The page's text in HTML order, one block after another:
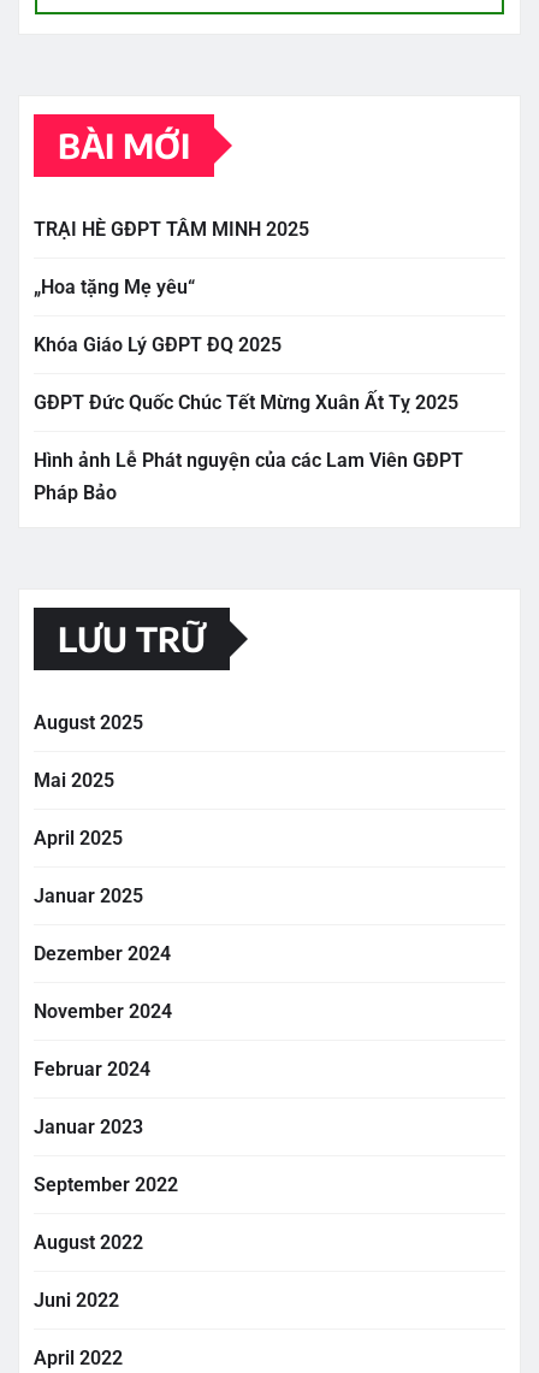
BÀI MỚI
TRẠI HÈ GĐPT TÂM MINH 2025
„Hoa tặng Mẹ yêu“
Khóa Giáo Lý GĐPT ĐQ 2025
GĐPT Đức Quốc Chúc Tết Mừng Xuân Ất Tỵ 2025
Hình ảnh Lễ Phát nguyện của các Lam Viên GĐPT
Pháp Bảo
LƯU TRỮ
August 2025
Mai 2025
April 2025
Januar 2025
Dezember 2024
November 2024
Februar 2024
Januar 2023
September 2022
August 2022
Juni 2022
April 2022